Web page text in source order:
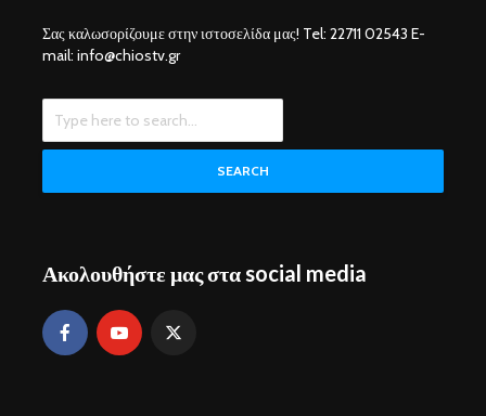
Σας καλωσορίζουμε στην ιστοσελίδα μας! Tel: 22711 02543 E-
mail: info@chiostv.gr
SEARCH
Ακολουθήστε μας στα social media